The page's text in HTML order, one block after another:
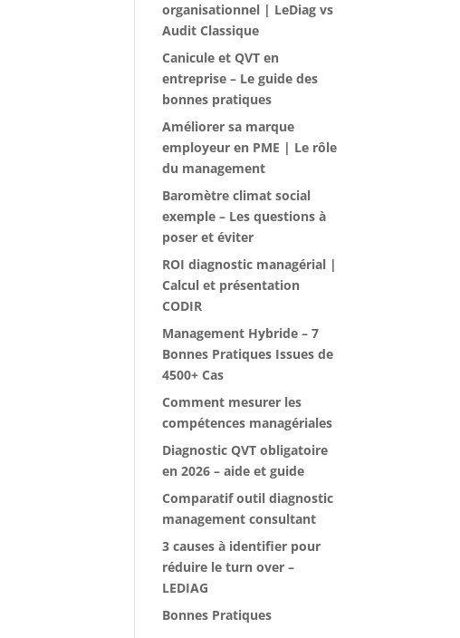
organisationnel | LeDiag vs
Audit Classique
Canicule et QVT en
entreprise – Le guide des
bonnes pratiques
Améliorer sa marque
employeur en PME | Le rôle
du management
Baromètre climat social
exemple – Les questions à
poser et éviter
ROI diagnostic managérial |
Calcul et présentation
CODIR
Management Hybride – 7
Bonnes Pratiques Issues de
4500+ Cas
Comment mesurer les
compétences managériales
Diagnostic QVT obligatoire
en 2026 – aide et guide
Comparatif outil diagnostic
management consultant
3 causes à identifier pour
réduire le turn over –
LEDIAG
Bonnes Pratiques